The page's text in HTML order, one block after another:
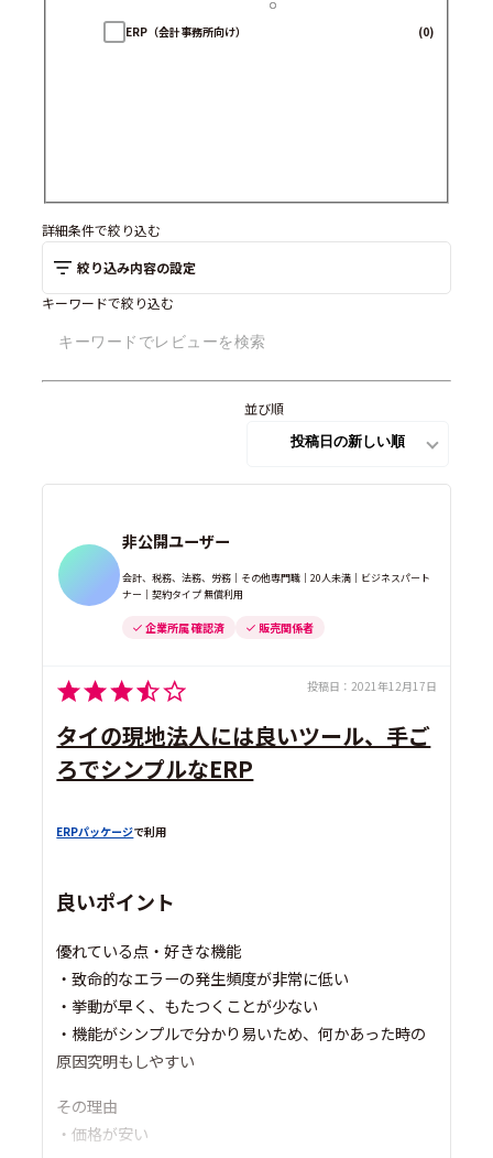
ERP（会計事務所向け） (0)
詳細条件で絞り込む
絞り込み内容の設定
キーワードで絞り込む
並び順
非公開ユーザー
会計、税務、法務、労務｜その他専門職｜20人未満｜ビジネスパート
ナー｜契約タイプ 無償利用
企業所属 確認済 販売関係者
投稿日： 2021年12月17日
タイの現地法人には良いツール、手ご
ろでシンプルなERP
ERPパッケージで利用
良いポイント
優れている点・好きな機能
・致命的なエラーの発生頻度が非常に低い
・挙動が早く、もたつくことが少ない
・機能がシンプルで分かり易いため、何かあった時の
原因究明もしやすい
その理由
・価格が安い